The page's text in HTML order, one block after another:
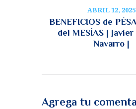
ABRIL 12, 2025
BENEFICIOS de
del MESÍAS |
Navarro |
Agrega tu